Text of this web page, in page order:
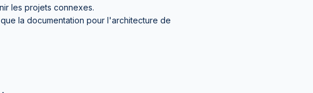
les projets connexes.
la documentation pour l'architecture de